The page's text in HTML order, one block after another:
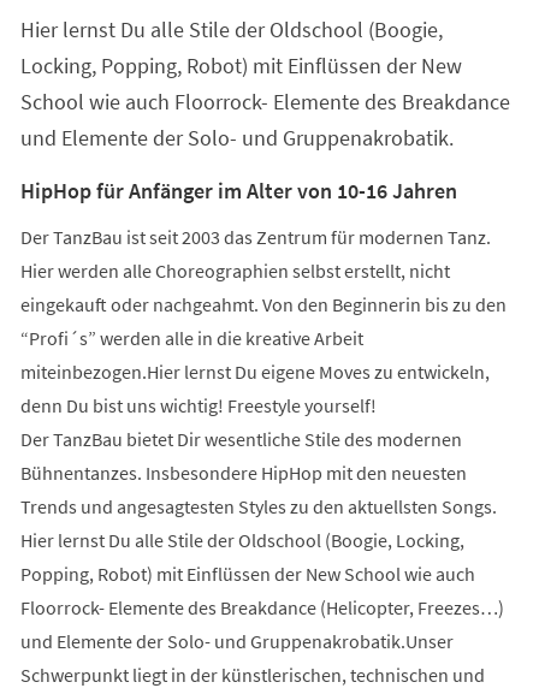
Hier lernst Du alle Stile der Oldschool (Boogie,
Locking, Popping, Robot) mit Einflüssen der New
School wie auch Floorrock- Elemente des Breakdance
und Elemente der Solo- und Gruppenakrobatik.
HipHop für Anfänger im Alter von 10-16 Jahren
Der TanzBau ist seit 2003 das Zentrum für modernen Tanz.
Hier werden alle Choreographien selbst erstellt, nicht
eingekauft oder nachgeahmt. Von den Beginnerin bis zu den
“Profi´s” werden alle in die kreative Arbeit
miteinbezogen.Hier lernst Du eigene Moves zu entwickeln,
denn Du bist uns wichtig! Freestyle yourself!
Der TanzBau bietet Dir wesentliche Stile des modernen
Bühnentanzes. Insbesondere HipHop mit den neuesten
Trends und angesagtesten Styles zu den aktuellsten Songs.
Hier lernst Du alle Stile der Oldschool (Boogie, Locking,
Popping, Robot) mit Einflüssen der New School wie auch
Floorrock- Elemente des Breakdance (Helicopter, Freezes…)
und Elemente der Solo- und Gruppenakrobatik.Unser
Schwerpunkt liegt in der künstlerischen, technischen und